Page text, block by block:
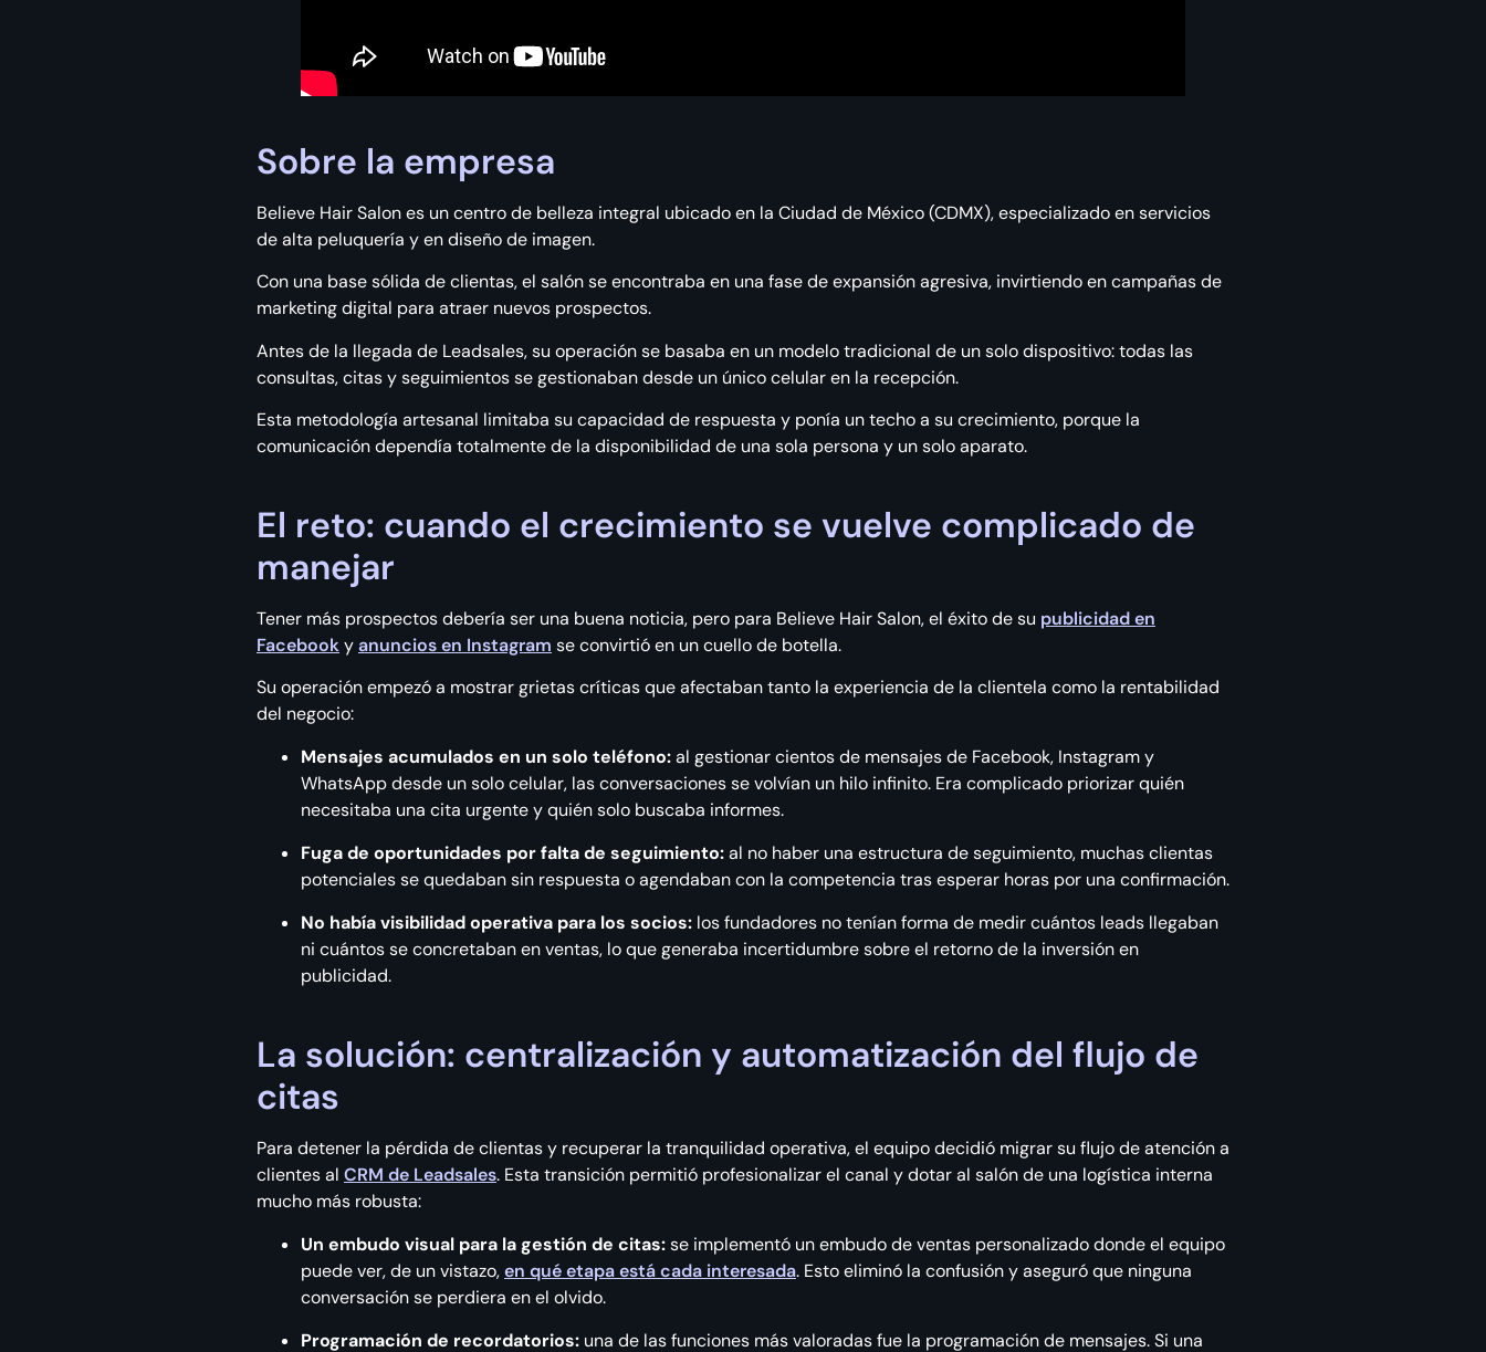
Sobre la empresa
Believe Hair Salon es un centro de belleza integral ubicado en la Ciudad de México (CDMX), especializado en servicios
de alta peluquería y en diseño de imagen.
Con una base sólida de clientas, el salón se encontraba en una fase de expansión agresiva, invirtiendo en campañas de
marketing digital para atraer nuevos prospectos.
Antes de la llegada de Leadsales, su operación se basaba en un modelo tradicional de un solo dispositivo: todas las
consultas, citas y seguimientos se gestionaban desde un único celular en la recepción.
Esta metodología artesanal limitaba su capacidad de respuesta y ponía un techo a su crecimiento, porque la
comunicación dependía totalmente de la disponibilidad de una sola persona y un solo aparato.
El reto: cuando el crecimiento se vuelve complicado de
manejar
Tener más prospectos debería ser una buena noticia, pero para Believe Hair Salon, el éxito de su publicidad en
Facebookyanuncios en Instagram se convirtió en un cuello de botella.
Su operación empezó a mostrar grietas críticas que afectaban tanto la experiencia de la clientela como la rentabilidad
del negocio:
Mensajes acumulados en un solo teléfono:al gestionar cientos de mensajes de Facebook, Instagram y
WhatsApp desde un solo celular, las conversaciones se volvían un hilo infinito. Era complicado priorizar quién
necesitaba una cita urgente y quién solo buscaba informes.
Fuga de oportunidades por falta de seguimiento:al no haber una estructura de seguimiento, muchas clientas
potenciales se quedaban sin respuesta o agendaban con la competencia tras esperar horas por una confirmación.
No había visibilidad operativa para los socios: los fundadores no tenían forma de medir cuántos leads llegaban
ni cuántos se concretaban en ventas, lo que generaba incertidumbre sobre el retorno de la inversión en
publicidad.
La solución: centralización y automatización del flujo de
citas
Para detener la pérdida de clientas y recuperar la tranquilidad operativa, el equipo decidió migrar su flujo de atención a
clientes al CRM de Leadsales. Esta transición permitió profesionalizar el canal y dotar al salón de una logística interna
mucho más robusta:
Un embudo visual para la gestión de citas:se implementó un embudo de ventas personalizado donde el equipo
puede ver, de un vistazo,en qué etapa está cada interesada. Esto eliminó la confusión y aseguró que ninguna
conversación se perdiera en el olvido.
Programación de recordatorios: una de las funciones más valoradas fue la programación de mensajes. Si una